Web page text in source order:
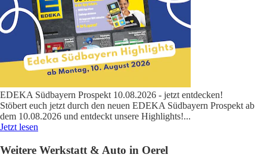
EDEKA Südbayern Prospekt 10.08.2026 - jetzt entdecken!
Stöbert euch jetzt durch den neuen EDEKA Südbayern Prospekt ab
dem 10.08.2026 und entdeckt unsere Highlights!...
Jetzt lesen
Weitere Werkstatt & Auto in Oerel